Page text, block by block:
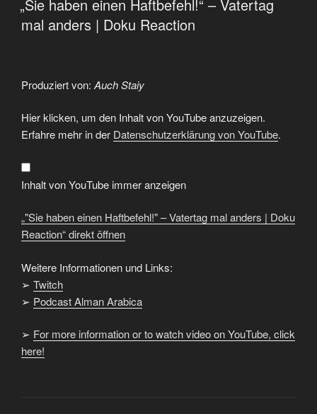
„Sie haben einen Haftbefehl!“ – Vatertag
mal anders | Doku Reaction
Produziert von: Auch Staiy
„"Sie
haben
einen
Haftbefehl!"
Vatertag
mal
anders
|
Reaction“
von
YouTube
anzeigen
Hier klicken, um den Inhalt von YouTube anzuzeigen.
Erfahre mehr in der Datenschutzerklärung von YouTube.
Inhalt von YouTube immer anzeigen
„"Sie haben einen Haftbefehl!" – Vatertag mal anders | Doku
Reaction“ direkt öffnen
Weitere Informationen und Links:
➢ Twitch
➢ Podcast Alman Arabica
➢ For more information or to watch video on YouTube, click
here!